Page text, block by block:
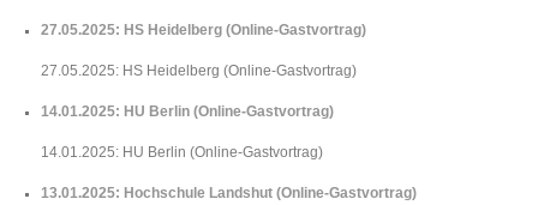
27.05.2025: HS Heidelberg (Online-Gastvortrag)
27.05.2025: HS Heidelberg (Online-Gastvortrag)
14.01.2025: HU Berlin (Online-Gastvortrag)
14.01.2025: HU Berlin (Online-Gastvortrag)
13.01.2025: Hochschule Landshut (Online-Gastvortrag)